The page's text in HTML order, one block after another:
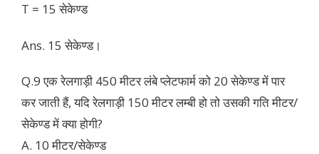
T = 15 सेकेण्ड
Ans. 15 सेकेण्ड।
Q.9 एक रेलगाड़ी 450 मीटर लंबे प्लेटफार्म को 20 सेकेण्ड में पार
कर जाती हैं, यदि रेलगाड़ी 150 मीटर लम्बी हो तो उसकी गति मीटर/
सेकेण्ड में क्या होगी?
A. 10 मीटर/सेकेण्ड